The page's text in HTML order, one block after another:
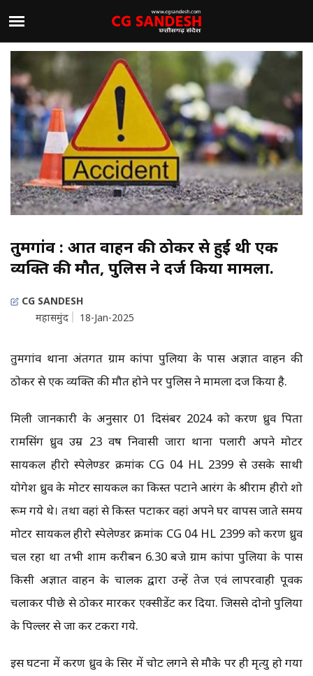
तुमगांव : अज्ञात वाहन की ठोकर से हुई थी एक
व्यक्ति की मौत, पुलिस ने दर्ज किया मामला.
CG SANDESH
महासमुंद
18-Jan-2025
तुमगांव थाना अंतर्गत ग्राम कांपा पुलिया के पास अज्ञात वाहन की
ठोकर से एक व्यक्ति की मौत होने पर पुलिस ने मामला दर्ज किया है.
मिली जानकारी के अनुसार 01 दिसंबर 2024 को करण ध्रुव पिता
रामसिंग ध्रुव उम्र 23 वर्ष निवासी जारा थाना पलारी अपने मोटर
सायकल हीरो स्पेलेण्डर क्रमांक CG 04 HL 2399 से उसके साथी
योगेश ध्रुव के मोटर सायकल का किस्त पटाने आरंग के श्रीराम हीरो शो
रूम गये थे। तथा वहां से किस्त पटाकर वहां अपने घर वापस जाते समय
मोटर सायकल हीरो स्पेलेण्डर क्रमांक CG 04 HL 2399 को करण ध्रुव
चल रहा था तभी शाम करीबन 6.30 बजे ग्राम कांपा पुलिया के पास
किसी अज्ञात वाहन के चालक द्वारा उन्हें तेज एवं लापरवाही पूर्वक
चलाकर पीछे से ठोकर मारकर एक्सीडेंट कर दिया. जिससे दोनो पुलिया
के पिल्लर से जा कर टकरा गये.
इस घटना में करण ध्रुव के सिर में चोट लगने से मौके पर ही मृत्यु हो गया